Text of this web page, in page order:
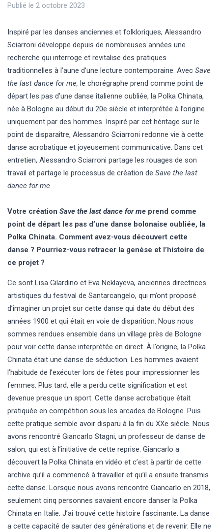
Publié le 2 octobre 2023
Inspiré par les danses anciennes et folkloriques, Alessandro
Sciarroni développe depuis de nombreuses années une
recherche qui interroge et revitalise des pratiques
traditionnelles à l’aune d’une lecture contemporaine. Avec Save
the last dance for me, le chorégraphe prend comme point de
départ les pas d’une danse italienne oubliée, la Polka Chinata,
née à Bologne au début du 20e siècle et interprétée à l’origine
uniquement par des hommes. Inspiré par cet héritage sur le
point de disparaître, Alessandro Sciarroni redonne vie à cette
danse acrobatique et joyeusement communicative. Dans cet
entretien, Alessandro Sciarroni partage les rouages de son
travail et partage le processus de création de Save the last
dance for me.
Votre création Save the last dance for me prend comme
point de départ les pas d’une danse bolonaise oubliée, la
Polka Chinata. Comment avez-vous découvert cette
danse ? Pourriez-vous retracer la genèse et l’histoire de
ce projet ?
Ce sont Lisa Gilardino et Eva Neklayeva, anciennes directrices
artistiques du festival de Santarcangelo, qui m’ont proposé
d’imaginer un projet sur cette danse qui date du début des
années 1900 et qui était en voie de disparition. Nous nous
sommes rendues ensemble dans un village près de Bologne
pour voir cette danse interprétée en direct. À l’origine, la Polka
Chinata était une danse de séduction. Les hommes avaient
l’habitude de l’exécuter lors de fêtes pour impressionner les
femmes. Plus tard, elle a perdu cette signification et est
devenue presque un sport. Cette danse acrobatique était
pratiquée en compétition sous les arcades de Bologne. Puis
cette pratique semble avoir disparu à la fin du XXe siècle. Nous
avons rencontré Giancarlo Stagni, un professeur de danse de
salon, qui est à l’initiative de cette reprise. Giancarlo a
découvert la Polka Chinata en vidéo et c’est à partir de cette
archive qu’il a commencé à travailler et qu’il a ensuite transmis
cette danse. Lorsque nous avons rencontré Giancarlo en 2018,
seulement cinq personnes savaient encore danser la Polka
Chinata en Italie. J’ai trouvé cette histoire fascinante. La danse
a cette capacité de sauter des générations et de revenir. Elle ne